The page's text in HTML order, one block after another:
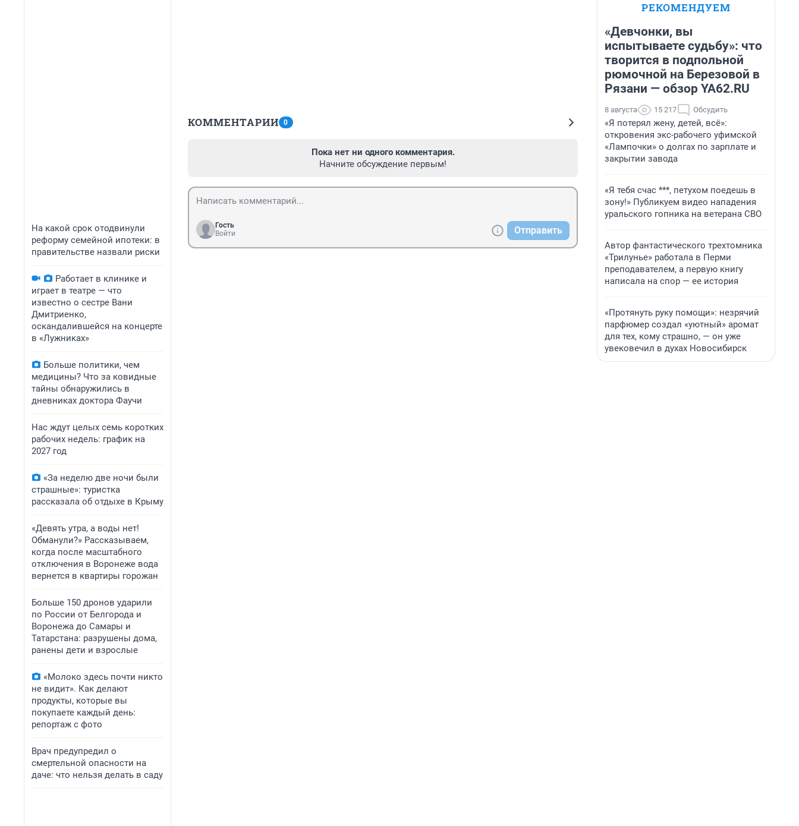
На какой срок отодвинули
реформу семейной ипотеки: в
правительстве назвали риски
Работает в клинике и
играет в театре — что
известно о сестре Вани
Дмитриенко,
оскандалившейся на концерте
в «Лужниках»
Больше политики, чем
медицины? Что за ковидные
тайны обнаружились в
дневниках доктора Фаучи
Нас ждут целых семь коротких
рабочих недель: график на
2027 год
«За неделю две ночи были
страшные»: туристка
рассказала об отдыхе в Крыму
«Девять утра, а воды нет!
Обманули?» Рассказываем,
когда после масштабного
отключения в Воронеже вода
вернется в квартиры горожан
Больше 150 дронов ударили
по России от Белгорода и
Воронежа до Самары и
Татарстана: разрушены дома,
ранены дети и взрослые
«Молоко здесь почти никто
не видит». Как делают
продукты, которые вы
покупаете каждый день:
репортаж с фото
Врач предупредил о
смертельной опасности на
даче: что нельзя делать в саду
КОММЕНТАРИИ 0
Пока нет ни одного комментария.
Начните обсуждение первым!
Гость
Войти
Отправить
РЕКОМЕНДУЕМ
«Девчонки, вы
испытываете судьбу»: что
творится в подпольной
рюмочной на Березовой в
Рязани — обзор YA62.RU
8 августа 15 217 Обсудить
«Я потерял жену, детей, всё»:
откровения экс-рабочего уфимской
«Лампочки» о долгах по зарплате и
закрытии завода
«Я тебя счас ***, петухом поедешь в
зону!» Публикуем видео нападения
уральского гопника на ветерана СВО
Автор фантастического трехтомника
«Трилунье» работала в Перми
преподавателем, а первую книгу
написала на спор — ее история
«Протянуть руку помощи»: незрячий
парфюмер создал «уютный» аромат
для тех, кому страшно, — он уже
увековечил в духах Новосибирск